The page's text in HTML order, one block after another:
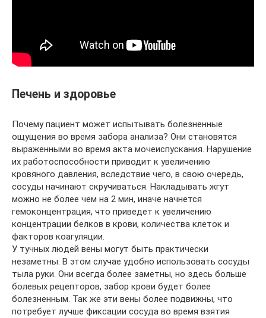
Печень и здоровье
Почему пациент может испытывать болезненные
ощущения во время забора анализа? Они становятся
выраженными во время акта мочеиспускания. Нарушение
их работоспособности приводит к увеличению
кровяного давления, вследствие чего, в свою очередь,
сосуды начинают скручиваться. Накладывать жгут
можно не более чем на 2 мин, иначе начнется
гемоконцентрация, что приведет к увеличению
концентрации белков в крови, количества клеток и
факторов коагуляции.
У тучных людей вены могут быть практически
незаметны. В этом случае удобно использовать сосуды
тыла руки. Они всегда более заметны, но здесь больше
болевых рецепторов, забор крови будет более
болезненным. Так же эти вены более подвижны, что
потребует лучше фиксации сосуда во время взятия